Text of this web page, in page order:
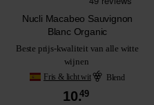
Nucli Macabeo Sauvignon
Blanc Organic
Beste prijs-kwaliteit van alle witte
wijnen
Fris & licht wit Blend
10.49